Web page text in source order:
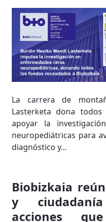
La carrera de
Lasterketa dona
apoyar la
neuropediátricas para
diagnóstico y...
Biobizkaia
y
acciones